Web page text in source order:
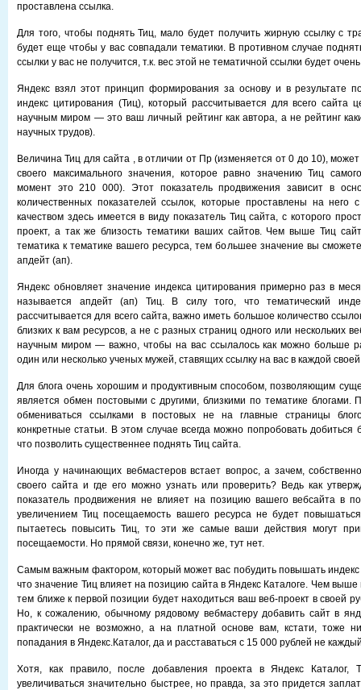
проставлена ссылка.
Для того, чтобы поднять Тиц, мало будет получить жирную ссылку с
будет еще чтобы у вас совпадали тематики. В противном случае
ссылки у вас не получится, т.к. вес этой не тематичной ссылки будет
Яндекс взял этот принцип формирования за основу и в результате
индекс цитирования (Тиц), который рассчитывается для всего сайта
научным миром — это ваш личный рейтинг как автора, а не рейтинг
научных трудов).
Величина Тиц для сайта , в отличии от Пр (изменяется от 0 до 10),
своего максимального значения, которое равно значению Тиц
момент это 210 000). Этот показатель продвижения зависит в
количественных показателей ссылок, которые проставлены на него
качеством здесь имеется в виду показатель Тиц сайта, с которого
проект, а так же близость тематики ваших сайтов. Чем выше Тиц
тематика к тематике вашего ресурса, тем большее значение вы
апдейт (ап).
Яндекс обновляет значение индекса цитирования примерно раз в
называется апдейт (ап) Тиц. В силу того, что тематический
рассчитывается для всего сайта, важно иметь большое количество
близких к вам ресурсов, а не с разных страниц одного или нескольких
научным миром — важно, чтобы на вас ссылалось как можно больше
один или несколько ученых мужей, ставящих ссылку на вас в каждой
Для блога очень хорошим и продуктивным способом, позволяющим
является обмен постовыми с другими, близкими по тематике блогами.
обмениваться ссылками в постовых не на главные страницы
конкретные статьи. В этом случае всегда можно попробовать добиться
что позволить существеннее поднять Тиц сайта.
Иногда у начинающих вебмастеров встает вопрос, а зачем,
своего сайта и где его можно узнать или проверить? Ведь как
показатель продвижения не влияет на позицию вашего вебсайта в
увеличением Тиц посещаемость вашего ресурса не будет
пытаетесь повысить Тиц, то эти же самые ваши действия могут
посещаемости. Но прямой связи, конечно же, тут нет.
Самым важным фактором, который может вас побудить повышать
что значение Тиц влияет на позицию сайта в Яндекс Каталоге. Чем выше
тем ближе к первой позиции будет находиться ваш веб-проект в своей
Но, к сожалению, обычному рядовому вебмастеру добавить сайт в
практически не возможно, а на платной основе вам, кстати, тоже
попадания в Яндекс.Каталог, да и расставаться с 15 000 рублей не
Хотя, как правило, после добавления проекта в Яндекс Каталог,
увеличиваться значительно быстрее, но правда, за это придется